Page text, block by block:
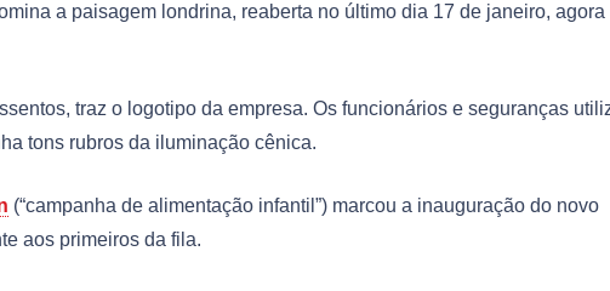
a paisagem londrina, reaberta no último dia 17 de janeiro, agora
traz o logotipo da empresa. Os funcionários e seguranças
tons rubros da iluminação cênica.
(“campanha de alimentação infantil”) marcou a inauguração do novo
aos primeiros da fila.